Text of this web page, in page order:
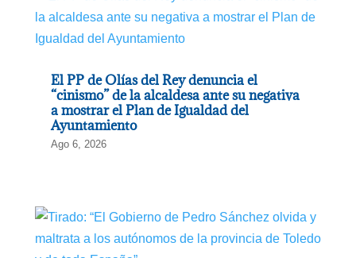
El PP de Olías del Rey denuncia el
“cinismo” de la alcaldesa ante su negativa
a mostrar el Plan de Igualdad del
Ayuntamiento
Ago 6, 2026